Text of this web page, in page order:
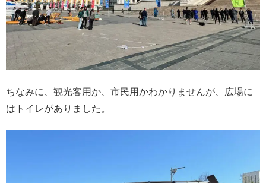
ちなみに、観光客用か、市民用かわかりませんが、広場に
はトイレがありました。